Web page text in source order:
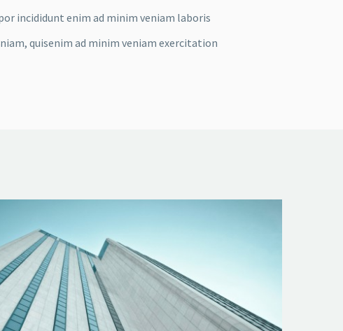
incididunt enim ad minim veniam laboris
quisenim ad minim veniam exercitation